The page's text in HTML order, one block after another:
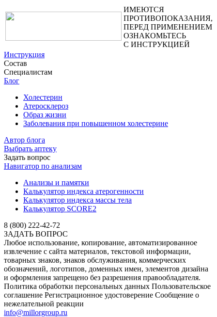
ИМЕЮТСЯ
ПРОТИВОПОКАЗАНИЯ,
ПЕРЕД ПРИМЕНЕНИЕМ
ОЗНАКОМЬТЕСЬ
С ИНСТРУКЦИЕЙ
Инструкция
Состав
Специалистам
Блог
Холестерин
Атеросклероз
Образ жизни
Заболевания при повышенном холестерине
Автор блога
Выбрать аптеку
Задать вопрос
Навигатор по анализам
Анализы и памятки
Калькулятор индекса атерогенности
Калькулятор индекса массы тела
Калькулятор SCORE2
8 (800) 222-42-72
ЗАДАТЬ ВОПРОС
Любое использование, копирование, автоматизированное
извлечение с сайта материалов, текстовой информации,
товарных знаков, знаков обслуживания, коммерческих
обозначений, логотипов, доменных имен, элементов дизайна
и оформления запрещено без разрешения правообладателя.
Политика обработки персональных данных Пользовательское
соглашение Регистрационное удостоверение Сообщение о
нежелательной реакции
info@millorgroup.ru